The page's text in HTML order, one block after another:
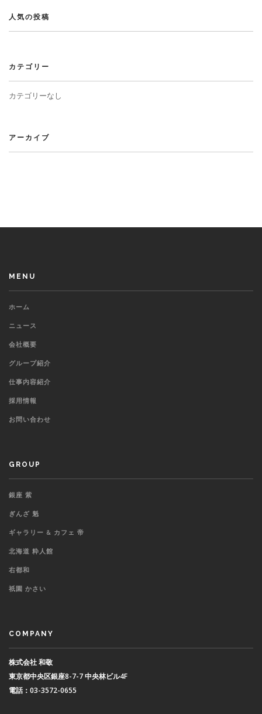
人気の投稿
カテゴリー
カテゴリーなし
アーカイブ
MENU
ホーム
ニュース
会社概要
グループ紹介
仕事内容紹介
採用情報
お問い合わせ
GROUP
銀座 紫
ぎんざ 魁
ギャラリー & カフェ 帝
北海道 粋人館
右都和
祇園 かさい
COMPANY
株式会社 和敬
東京都中央区銀座8-7-7 中央林ビル4F
電話：03-3572-0655